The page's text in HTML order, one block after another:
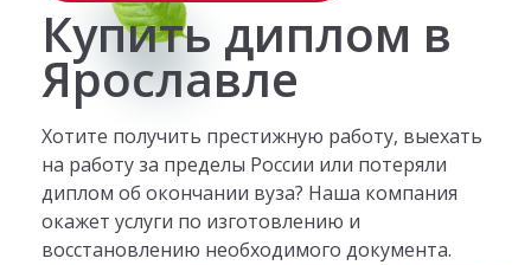
Купить диплом в
Ярославле
Хотите получить престижную работу, выехать
на работу за пределы России или потеряли
диплом об окончании вуза? Наша компания
окажет услуги по изготовлению и
восстановлению необходимого документа.